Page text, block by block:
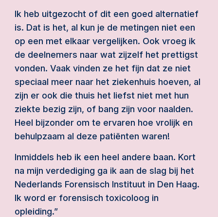
Ik heb uitgezocht of dit een goed alternatief
is. Dat is het, al kun je de metingen niet een
op een met elkaar vergelijken. Ook vroeg ik
de deelnemers naar wat zijzelf het prettigst
vonden. Vaak vinden ze het fijn dat ze niet
speciaal meer naar het ziekenhuis hoeven, al
zijn er ook die thuis het liefst niet met hun
ziekte bezig zijn, of bang zijn voor naalden.
Heel bijzonder om te ervaren hoe vrolijk en
behulpzaam al deze patiënten waren!
Inmiddels heb ik een heel andere baan. Kort
na mijn verdediging ga ik aan de slag bij het
Nederlands Forensisch Instituut in Den Haag.
Ik word er forensisch toxicoloog in
opleiding.”